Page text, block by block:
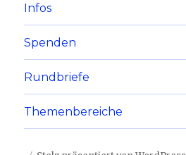
Infos
Spenden
Rundbriefe
Themenbereiche